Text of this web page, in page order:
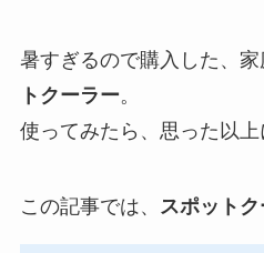
暑すぎるので購入した、家
トクーラー。
使ってみたら、思った以上
この記事では、 スポット